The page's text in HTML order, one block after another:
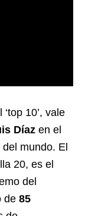
10’, vale
Díaz en el
mundo. El
20, es el
del
de 85